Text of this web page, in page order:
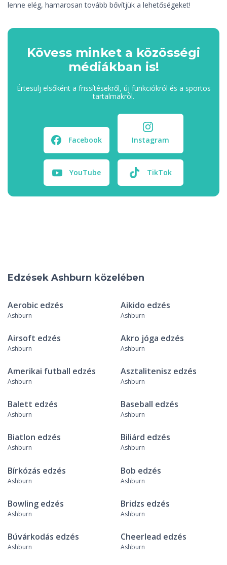
lenne elég, hamarosan tovább bővítjük a lehetőségeket!
Kövess minket a közösségi
médiákban is!
Értesülj elsőként a frissítésekről, új funkciókról és a sportos
tartalmakról.
Facebook Instagram
YouTube TikTok
Edzések Ashburn közelében
Aerobic edzés
Ashburn
Aikido edzés
Ashburn
Airsoft edzés
Ashburn
Akro jóga edzés
Ashburn
Amerikai futball edzés
Ashburn
Asztalitenisz edzés
Ashburn
Balett edzés
Ashburn
Baseball edzés
Ashburn
Biatlon edzés
Ashburn
Biliárd edzés
Ashburn
Bírkózás edzés
Ashburn
Bob edzés
Ashburn
Bowling edzés
Ashburn
Bridzs edzés
Ashburn
Búvárkodás edzés
Ashburn
Cheerlead edzés
Ashburn